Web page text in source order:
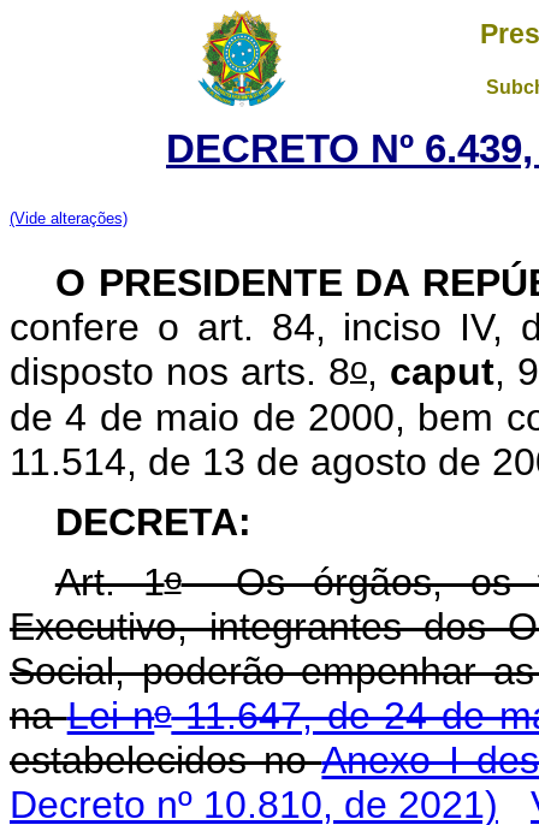
DECRETO Nº
(Vide alterações)
O PRESIDENTE DA
confere o art. 84, inciso IV,
disposto nos arts. 8o, caput, 9
de 4 de maio de 2000, bem
11.514, de 13 de agosto de
DECRETA:
Art. 1oOs órgãos, os
Executivo, integrantes dos
Social, poderão empenhar
naLei no11.647, de 24 de
estabelecidos noAnexo I
Decreto nº 10.810, de 2021)